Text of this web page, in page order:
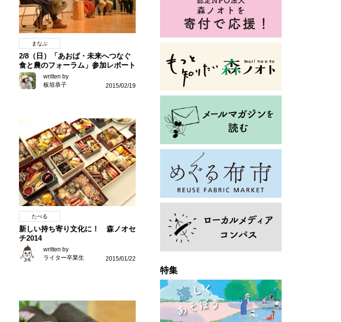
まなぶ
2/8（日）「あおば・未来へつなぐ
食と農のフォーラム」参加レポート
written by
板垣恭子
2015/02/19
たべる
新しい持ち寄り文化に！ 森ノオセ
チ2014
written by
ライター卒業生
2015/01/22
特集